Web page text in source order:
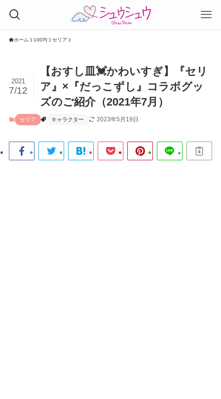
ホーム 100均 セリア
【おすし皿💓かわいすぎ】『セリ
ア』×『だっこずし』コラボグッ
ズのご紹介（2021年7月）
2021
7/12
セリア キャラクター 2023年5月19日